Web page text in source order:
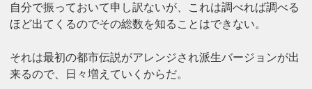
自分で振っておいて申し訳ないが、これは調べれば調べる
ほど出てくるのでその総数を知ることはできない。
それは最初の都市伝説がアレンジされ派生バージョンが出
来るので、日々増えていくからだ。